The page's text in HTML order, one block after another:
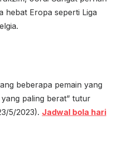
hebat Eropa seperti Liga
beberapa pemain yang
paling berat” tutur
5/2023). Jadwal bola hari